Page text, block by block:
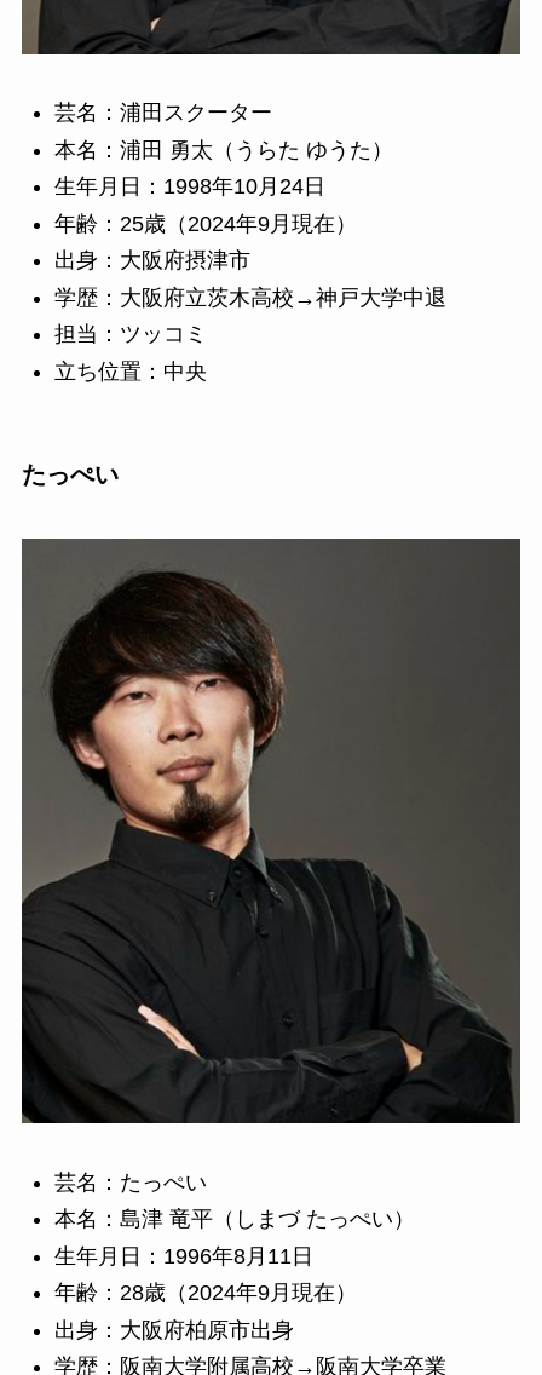
芸名：浦田スクーター
本名：浦田 勇太（うらた ゆうた）
生年月日：1998年10月24日
年齢：25歳（2024年9月現在）
出身：大阪府摂津市
学歴：大阪府立茨木高校→神戸大学中退
担当：ツッコミ
立ち位置：中央
たっぺい
芸名：たっぺい
本名：島津 竜平（しまづ たっぺい）
生年月日：1996年8月11日
年齢：28歳（2024年9月現在）
出身：大阪府柏原市出身
学歴：阪南大学附属高校→阪南大学卒業